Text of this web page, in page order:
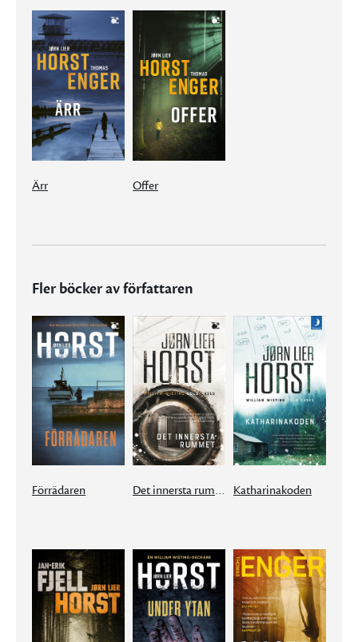
Ärr Offer
Fler böcker av författaren
Förrädaren Det innersta rummet Katharinakoden